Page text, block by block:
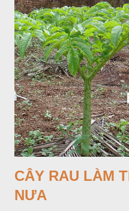
CÂY RAU LÀM
NƯA